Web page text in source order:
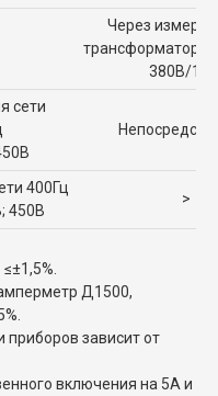
Через
трансформатор
380В/
сети
400Гц
450В
>
Д1500,
приборов зависит от
включения на 5А и